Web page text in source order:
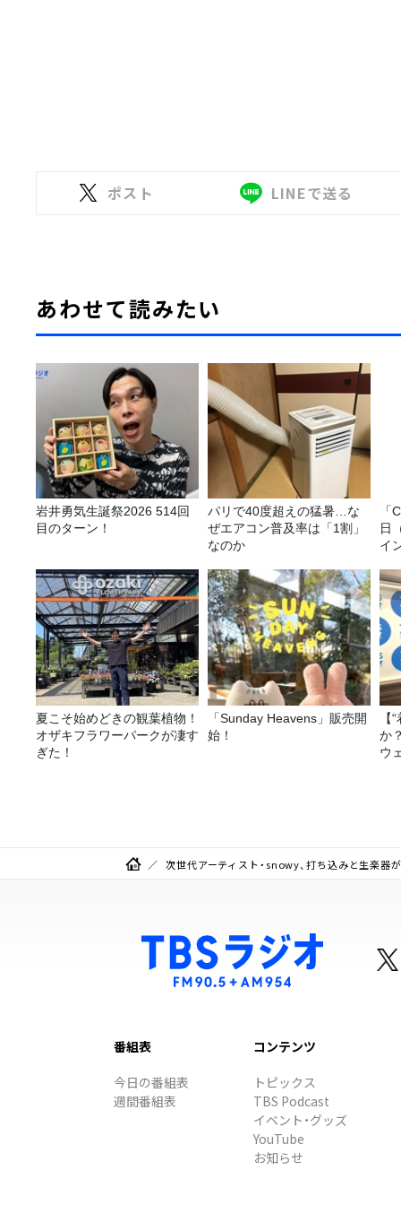
ポスト LINEで送る
あわせて読みたい
岩井勇気生誕祭2026 514回
目のターン！
パリで40度超えの猛暑…な
ぜエアコン普及率は「1割」
なのか
「
日
イ
夏こそ始めどきの観葉植物！
オザキフラワーパークが凄す
ぎた！
「Sunday Heavens」販売開
始！
【
か
ウ
次世代アーティスト・snowy、打ち込みと生楽器
番組表
今日の番組表
週間番組表
コンテンツ
トピックス
TBS Podcast
イベント・グッズ
YouTube
お知らせ